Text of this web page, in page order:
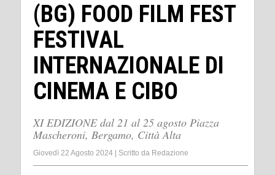
(BG) FOOD FILM FEST
FESTIVAL
INTERNAZIONALE DI
CINEMA E CIBO
XI EDIZIONE dal 21 al 25 agosto Piazza
Mascheroni, Bergamo, Città Alta
Giovedì 22 Agosto 2024 Scritto da Redazione